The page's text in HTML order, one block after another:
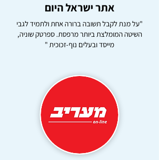
אתר ישראל היום
"על מנת לקבל תשובה ברורה אחת ולתמיד לגבי
השיטה המומלצת ביותר מרפסת. ספרטק שוניה,
מייסד ובעלים נוף-זכוכית "